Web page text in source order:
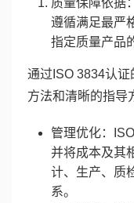
遵循满足最严
指定质量产品
通过ISO 3834认
方法和清晰的指导
管理优化：
并将成本及其
计、生产、质
系。